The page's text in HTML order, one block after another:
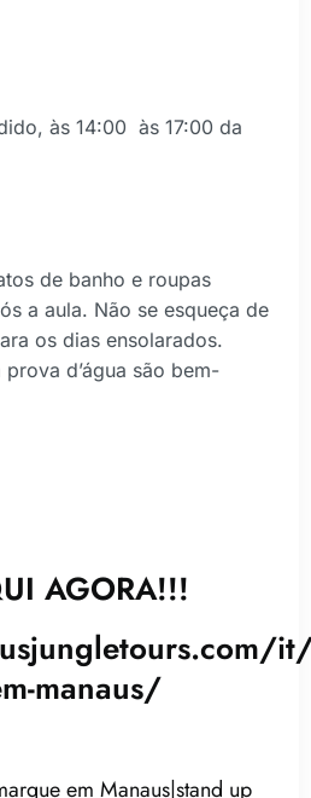
às 14:00 às 17:00 da
de banho e roupas
a aula. Não se esqueça de
os dias ensolarados.
prova d’água são bem-
AGORA!!!
manaus/
em Manaus|stand up